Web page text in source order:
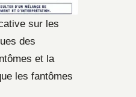
sur les
des
et la
les fantômes